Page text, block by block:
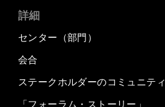
詳細
センター（部門）
会合
ステークホルダーのコミュニティ
「フォーラム・ストーリー」